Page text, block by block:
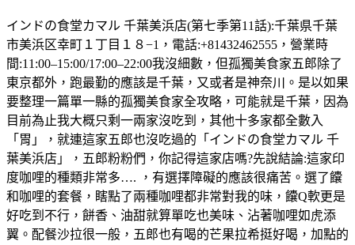
インドの食堂カマル 千葉美浜店(第七季第11話):千葉県千葉
市美浜区幸町１丁目１８−1，電話:+81432462555，營業時
間:11:00–15:00/17:00–22:00我沒細數，但孤獨美食家五郎除了
東京都外，跑最勤的應該是千葉，又或者是神奈川。是以如果
要整理一篇單一縣的孤獨美食家全攻略，可能就是千葉，因為
目前為止我大概只剩一兩家沒吃到，其他十多家都全數入
「胃」，就連這家五郎也沒吃過的「インドの食堂カマル 千
葉美浜店」，五郎粉粉們，你記得這家店嗎?先說結論:這家印
度咖哩的種類非常多…. ，有選擇障礙的應該很痛苦。選了饢
和咖哩的套餐，瞎點了兩種咖哩都非常對我的味，饢Q軟更是
好吃到不行，餅香、油甜就算單吃也美味、沾著咖哩如虎添
翼。配餐沙拉很一般，五郎也有喝的芒果拉希挺好喝，加點的